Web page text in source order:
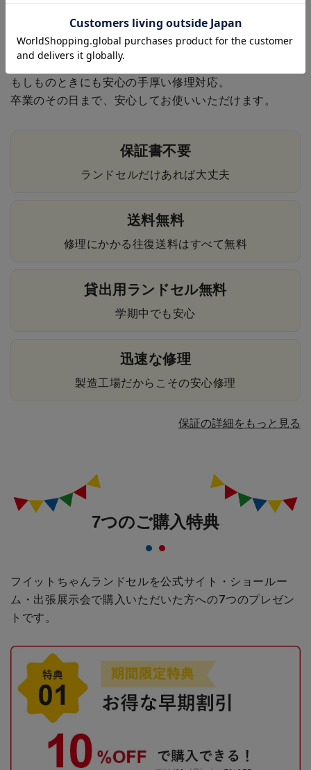
6年間の安心保証
もしものときにも安心の手厚い修理対応。
卒業のその日まで、安心してお使いいただけます。
保証書不要
ランドセルだけあれば大丈夫
送料無料
修理にかかる往復送料はすべて無料
貸出用ランドセル無料
学期中でも安心
迅速な修理
製造工場だからこその安心修理
保証の詳細をもっと見る
7つのご購入特典
フイットちゃんランドセルを公式サイト・ショールー
ム・出張展示会で購入いただいた方への7つのプレゼン
トです。